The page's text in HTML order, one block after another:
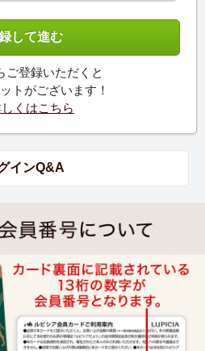
ご登録いただくと
トがございます！
くはこちら